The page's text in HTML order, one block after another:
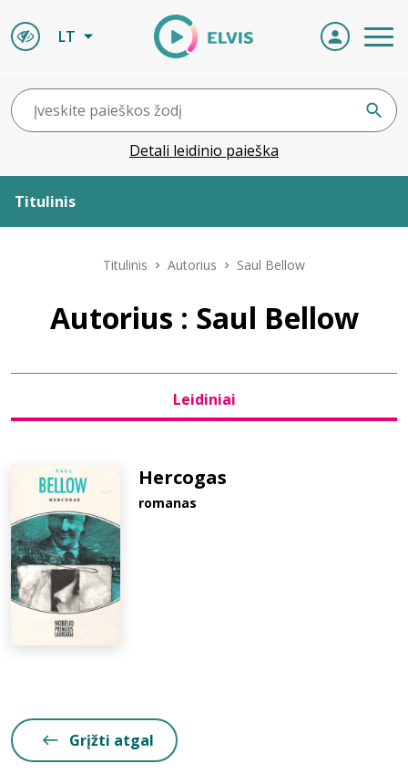
LT
Detali leidinio paieška
Titulinis
Leidiniai
D.U.K.
Titulinis Autorius Saul Bellow
Autorius : Saul Bellow
Leidiniai
Hercogas
romanas
Grįžti atgal